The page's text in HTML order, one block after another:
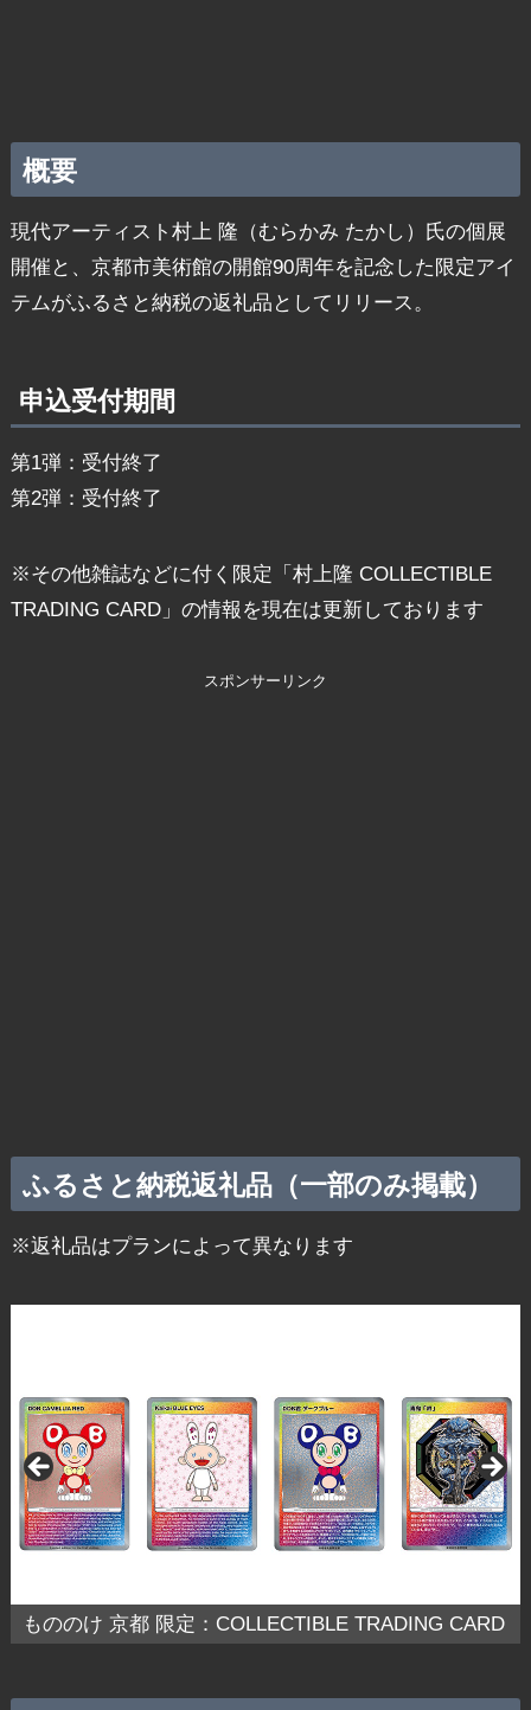
概要
現代アーティスト村上 隆（むらかみ たかし）氏の個展
開催と、京都市美術館の開館90周年を記念した限定アイ
テムがふるさと納税の返礼品としてリリース。
申込受付期間
第1弾：受付終了
第2弾：受付終了
※その他雑誌などに付く限定「村上隆 COLLECTIBLE
TRADING CARD」の情報を現在は更新しております
スポンサーリンク
ふるさと納税返礼品（一部のみ掲載）
※返礼品はプランによって異なります
オリジナルステッカー